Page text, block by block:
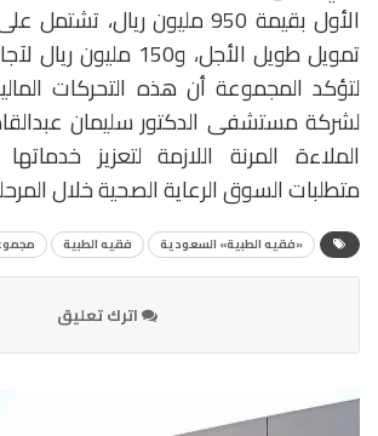
تمويل طويل الأجل، و150
لتؤكد المجموعة أن هذه التحركات
لشركة مستشفى الدكتور سليمان
الملاءة المرنة اللازمة لتعزيز
متطلبات السوق الرعاية الصحية خلال
«فقيه الطبية» السعودية فقيه الطبية
اترك تعليق